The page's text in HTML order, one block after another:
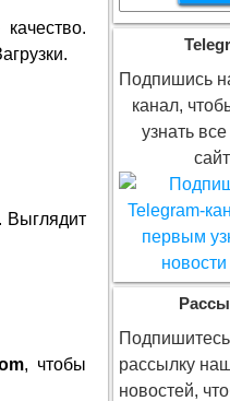
. Выглядит
, чтобы
Подпишись
канал,
узнать
рассылку
новостей,